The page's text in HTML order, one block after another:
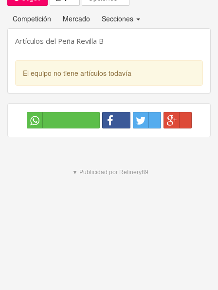
Competición Mercado Secciones
Artículos del Peña Revilla B
El equipo no tiene artículos todavía
▼ Publicidad por Refinery89